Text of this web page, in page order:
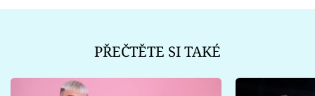
PŘEČTĚTE SI TAKÉ